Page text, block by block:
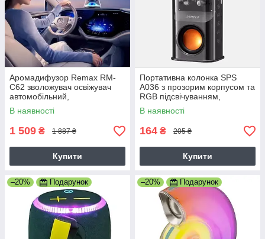
Аромадифузор Remax RM-
C62 зволожувач освіжувач
автомобільний,
ароматизатор в машину
В наявності
1 509 ₴ 1 887 ₴
Купити
Портативна колонка SPS
A036 з прозорим корпусом та
RGB підсвічуванням,
юпотужність 5 Вт, чорна
В наявності
164 ₴ 205 ₴
Купити
–20% Подарунок –20% Подарунок